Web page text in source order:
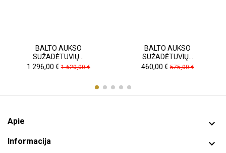
BALTO AUKSO
SUŽADĖTUVIŲ...
Kaina
1 296,00 €Pradinė
1 620,00 €
BALTO AUKSO
SUŽADĖTUVIŲ...
Kaina
460,00 €Pradinė
575,00 €
Apie 
Informacija 